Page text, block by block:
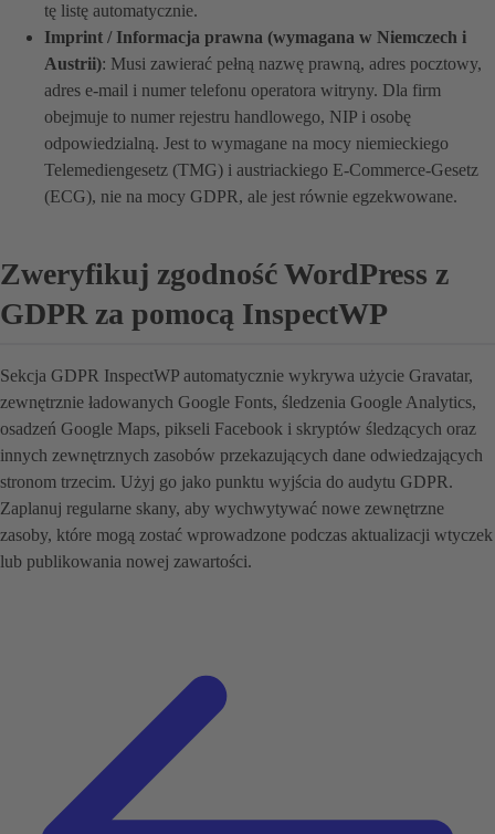
tę listę automatycznie.
Imprint / Informacja prawna (wymagana w Niemczech i
Austrii): Musi zawierać pełną nazwę prawną, adres pocztowy,
adres e-mail i numer telefonu operatora witryny. Dla firm
obejmuje to numer rejestru handlowego, NIP i osobę
odpowiedzialną. Jest to wymagane na mocy niemieckiego
Telemediengesetz (TMG) i austriackiego E-Commerce-Gesetz
(ECG), nie na mocy GDPR, ale jest równie egzekwowane.
Zweryfikuj zgodność WordPress z
GDPR za pomocą InspectWP
Sekcja GDPR InspectWP automatycznie wykrywa użycie Gravatar,
zewnętrznie ładowanych Google Fonts, śledzenia Google Analytics,
osadzeń Google Maps, pikseli Facebook i skryptów śledzących oraz
innych zewnętrznych zasobów przekazujących dane odwiedzających
stronom trzecim. Użyj go jako punktu wyjścia do audytu GDPR.
Zaplanuj regularne skany, aby wychwytywać nowe zewnętrzne
zasoby, które mogą zostać wprowadzone podczas aktualizacji wtyczek
lub publikowania nowej zawartości.